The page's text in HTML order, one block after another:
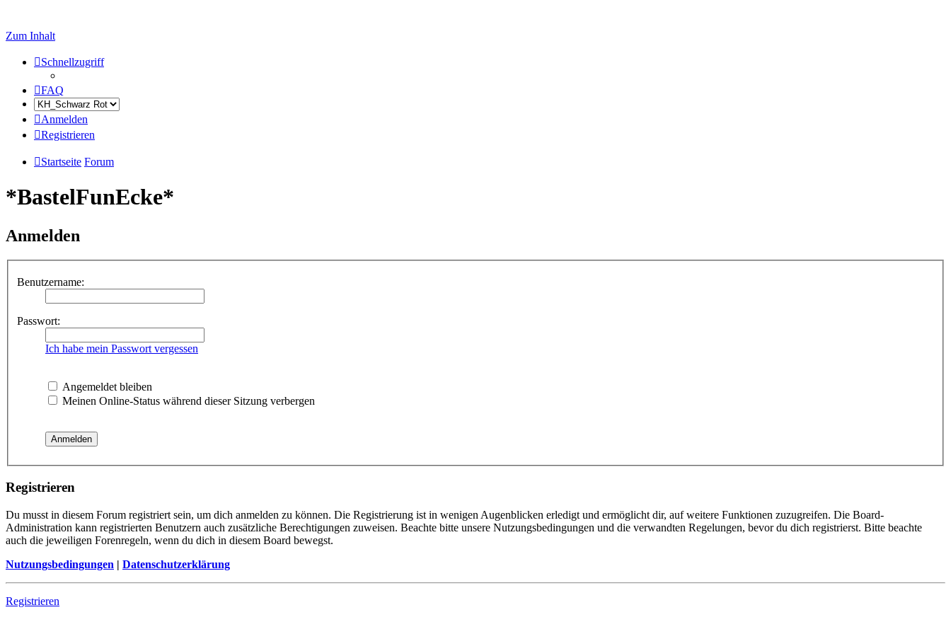
Zum Inhalt
Schnellzugriff
FAQ
Anmelden
Registrieren
Startseite Forum
*BastelFunEcke*
Anmelden
Benutzername:
Passwort:
Ich habe mein Passwort vergessen
Angemeldet bleiben
Meinen Online-Status während dieser Sitzung verbergen
Registrieren
Du musst in diesem Forum registriert sein, um dich anmelden zu können. Die Registrierung ist in wenigen Augenblicken erledigt und ermöglicht dir, auf weitere Funktionen zuzugreifen. Die Board-
Administration kann registrierten Benutzern auch zusätzliche Berechtigungen zuweisen. Beachte bitte unsere Nutzungsbedingungen und die verwandten Regelungen, bevor du dich registrierst. Bitte beachte
auch die jeweiligen Forenregeln, wenn du dich in diesem Board bewegst.
Nutzungsbedingungen | Datenschutzerklärung
Registrieren